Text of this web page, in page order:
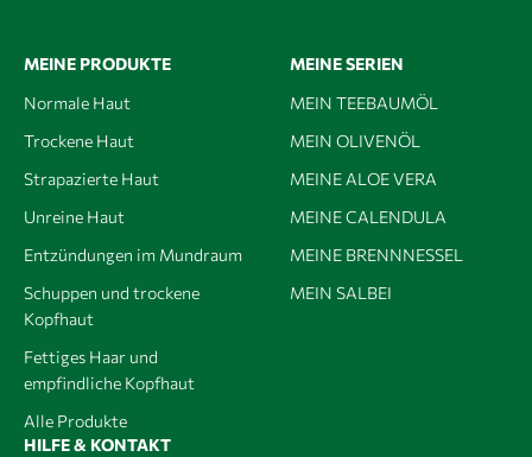
MEINE PRODUKTE
Normale Haut
Trockene Haut
Strapazierte Haut
Unreine Haut
Entzündungen im Mundraum
Schuppen und trockene
Kopfhaut
Fettiges Haar und
empfindliche Kopfhaut
Alle Produkte
MEINE SERIEN
MEIN TEEBAUMÖL
MEIN OLIVENÖL
MEINE ALOE VERA
MEINE CALENDULA
MEINE BRENNNESSEL
MEIN SALBEI
HILFE & KONTAKT